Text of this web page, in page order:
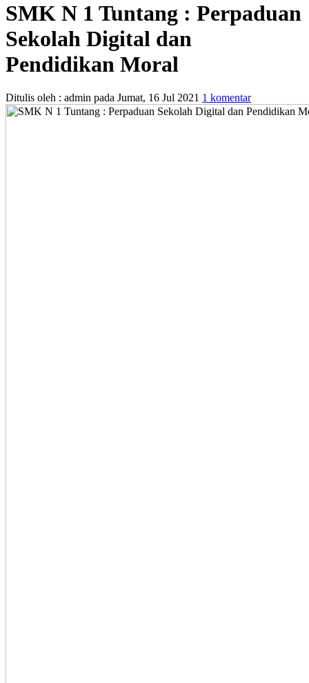
SMK N 1 Tuntang : Perpaduan
Sekolah Digital dan
Pendidikan Moral
Ditulis oleh : admin pada Jumat, 16 Jul 2021 1 komentar